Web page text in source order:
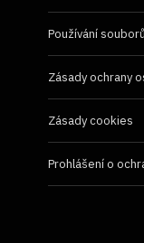
Používání
Zásady ochrany
Zásady cookies
Prohlášení o